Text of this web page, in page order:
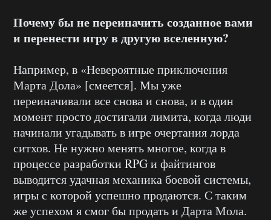
Почему бы не переиначить созданное вами
и перенести игру в другую вселенную?
Например, в «Невероятные приключения
Марта Дола» [смеется]. Мы уже
переиначивали все снова и снова, и в один
момент просто достигали лимита, когда люди
начинали угадывать в игре очертания лорда
ситхов. Не нужно менять многое, когда в
процессе разработки RPG и файтингов
выводится удачная механика боевой системы,
игры с которой успешно продаются. С таким
же успехом я смог бы продать и Дарта Мола.